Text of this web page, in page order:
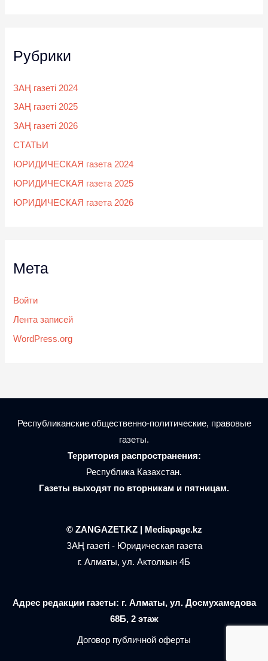
Рубрики
ЗАҢ газеті 2024
ЗАҢ газеті 2025
ЗАҢ газеті 2026
СТАТЬИ
ЮРИДИЧЕСКАЯ газета 2024
ЮРИДИЧЕСКАЯ газета 2025
ЮРИДИЧЕСКАЯ газета 2026
Мета
Войти
Лента записей
WordPress.org
Республиканские общественно-политические, правовые
газеты.
Территория распространения:
Республика Казахстан.
Газеты выходят по вторникам и пятницам.
© ZANGAZET.KZ | Mediapage.kz
ЗАҢ газеті - Юридическая газета
г. Алматы, ул. Актолкын 4Б
Адрес редакции газеты: г. Алматы, ул. Досмухамедова
68Б, 2 этаж
Договор публичной оферты